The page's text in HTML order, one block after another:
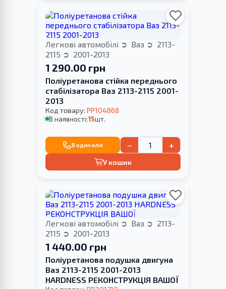
Легкові автомобілі Ваз
2113-
2115
2001-2013
1 290.00 грн
Поліуретанова стійка переднього
стабілізатора Ваз 2113-2115 2001-
2013
Код товару: PP104868
В наявності:15шт.
В один клік − +
У кошик
Легкові автомобілі Ваз
2113-
2115
2001-2013
1 440.00 грн
Поліуретанова подушка двигуна
Ваз 2113-2115 2001-2013
HARDNESS РЕКОНСТРУКЦІЯ ВАШОЇ